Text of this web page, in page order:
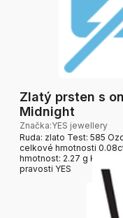
Zlatý prsten s
Midnight
Značka:YES jewellery
Ruda: zlato Test: 585
celkové hmotnosti
hmotnost: 2.27 g Kvalita
pravosti YES